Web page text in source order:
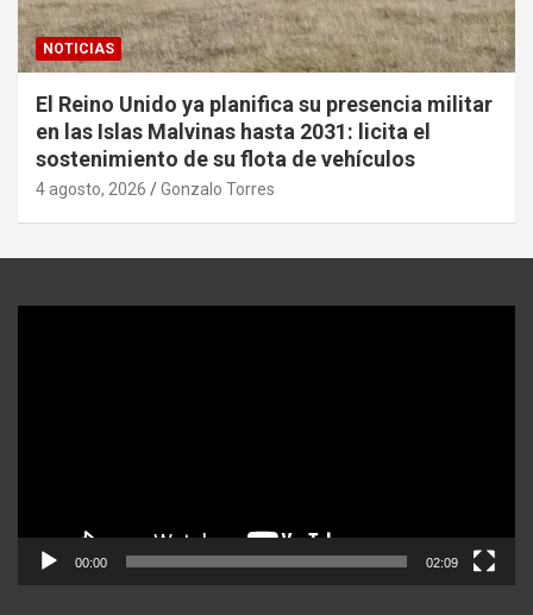
NOTICIAS
El Reino Unido ya planifica su presencia militar
en las Islas Malvinas hasta 2031: licita el
sostenimiento de su flota de vehículos
4 agosto, 2026 Gonzalo Torres
00:00 02:09